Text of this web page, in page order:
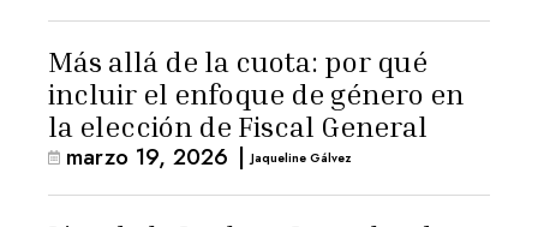
Más allá de la cuota: por qué
incluir el enfoque de género en
la elección de Fiscal General
marzo 19, 2026 | Jaqueline Gálvez